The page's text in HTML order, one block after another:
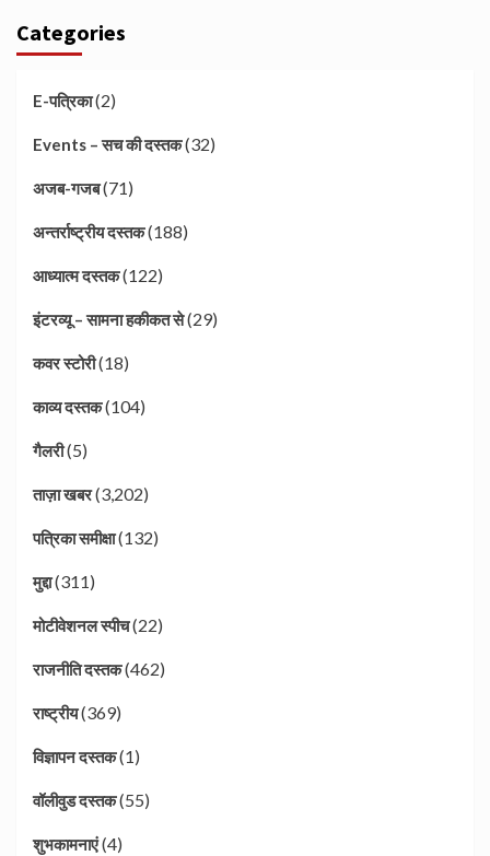
Categories
E-पत्रिका(2)
Events – सच की दस्तक(32)
अजब-गजब(71)
अन्तर्राष्ट्रीय दस्तक(188)
आध्यात्म दस्तक(122)
इंटरव्यू – सामना हकीकत से(29)
कवर स्टोरी(18)
काव्य दस्तक(104)
गैलरी(5)
ताज़ा खबर(3,202)
पत्रिका समीक्षा(132)
मुद्दा(311)
मोटीवेशनल स्पीच(22)
राजनीति दस्तक(462)
राष्ट्रीय(369)
विज्ञापन दस्तक(1)
वॉलीवुड दस्तक(55)
शुभकामनाएं(4)